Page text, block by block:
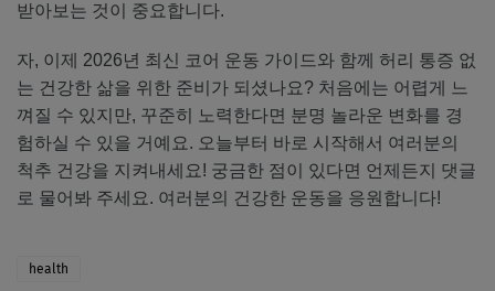
받아보는 것이 중요합니다.
자, 이제 2026년 최신 코어 운동 가이드와 함께 허리 통증 없
는 건강한 삶을 위한 준비가 되셨나요? 처음에는 어렵게 느
껴질 수 있지만, 꾸준히 노력한다면 분명 놀라운 변화를 경
험하실 수 있을 거예요. 오늘부터 바로 시작해서 여러분의
척추 건강을 지켜내세요! 궁금한 점이 있다면 언제든지 댓글
로 물어봐 주세요. 여러분의 건강한 운동을 응원합니다!
health